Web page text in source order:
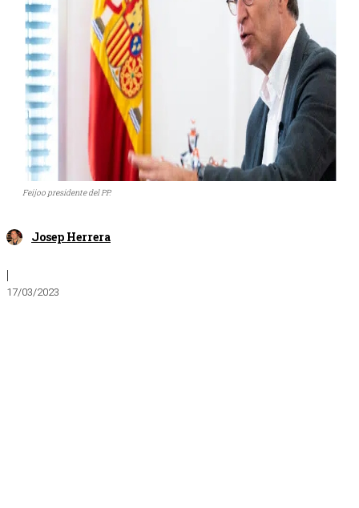
Feijoo presidente del PP.
Josep Herrera
|
17/03/2023